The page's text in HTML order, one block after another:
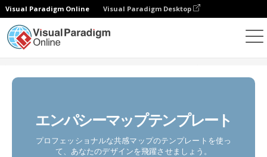
Visual Paradigm Online Visual Paradigm Desktop
エンパシーマップテンプレート
プロフェッショナルな共感マップのテンプレートを使っ
て、あなたのデザインを飛躍させましょう。